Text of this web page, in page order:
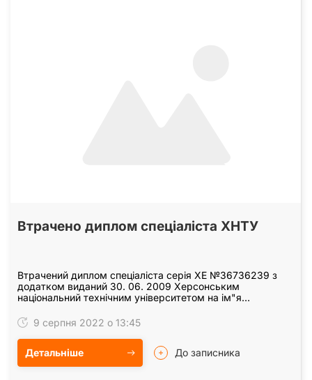
Втрачено диплом спеціаліста ХНТУ
Втрачений диплом спеціаліста серія ХЕ №36736239 з
додатком виданий 30. 06. 2009 Херсонським
національний технічним університетом на ім"я
9 серпня 2022 о 13:45
Детальніше До записника